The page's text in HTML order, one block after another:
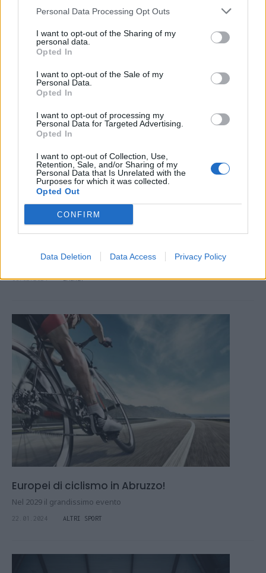
Personal Data Processing Opt Outs
I want to opt-out of the Sharing of my
personal data.
Opted In
I want to opt-out of the Sale of my
Personal Data.
Opted In
I want to opt-out of processing my
Personal Data for Targeted Advertising.
Opted In
I want to opt-out of Collection, Use,
Retention, Sale, and/or Sharing of my
Personal Data that Is Unrelated with the
Purposes for which it was collected.
Opted Out
CONFIRM
Data Deletion Data Access Privacy Policy
Nei prossimi due weekend i migliori interpreti della disciplina al
15.02.2024 ALTRI SPORT
Cambio a sorpresa in Nba
08.02.2024 BASKET
Europei di ciclismo in Abruzzo!
Nel 2029 il grandissimo evento
22.01.2024 ALTRI SPORT